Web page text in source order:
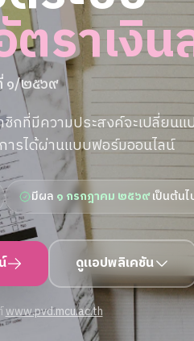
ราเงิ
๑/๒๕๖๙
กที่มีความประสงค์จะเปลี่ยนแ
ารได้ผ่านแบบฟอร์มออนไลน์
มีผล ๑ กรกฎาคม ๒๕๖๙เป็นต้นไ
ดูแอปพลิเคชัน
www.pvd.mcu.ac.th